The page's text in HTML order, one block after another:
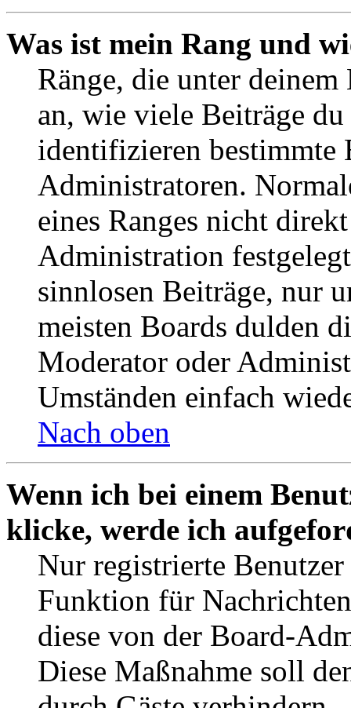
Was ist mein Rang und
Ränge, die unter deinem
an, wie viele Beiträge
identifizieren bestimmte
Administratoren.
eines Ranges nicht
Administration
sinnlosen Beiträge, nur
meisten Boards dulden
Moderator oder
Umständen einfach
Nach oben
Wenn ich bei einem
klicke, werde ich
Nur registrierte
Funktion für
diese von der Board-
Diese Maßnahme soll